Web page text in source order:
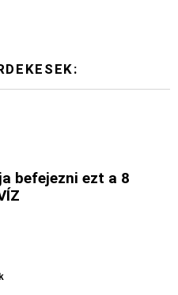
befejezni ezt a 8